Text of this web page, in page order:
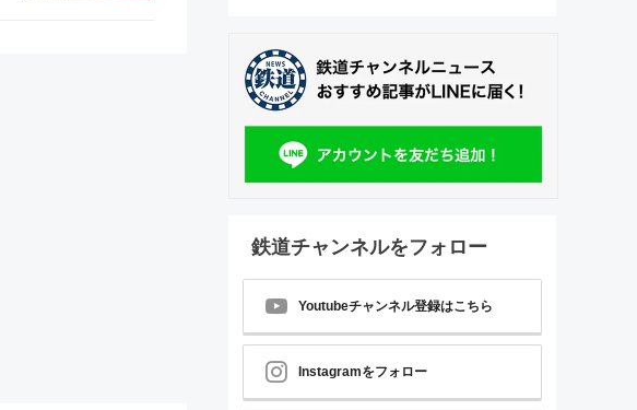
鉄道チャンネルをフォロー
Youtubeチャンネル登録はこちら
Instagramをフォロー